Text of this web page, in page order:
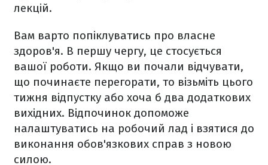
лекцій.
Вам варто попіклуватись про власне
здоров'я. В першу чергу, це стосується
вашої роботи. Якщо ви почали відчувати,
що починаєте перегорати, то візьміть цього
тижня відпустку або хоча б два додаткових
вихідних. Відпочинок допоможе
налаштуватись на робочий лад і взятися до
виконання обов'язкових справ з новою
силою.